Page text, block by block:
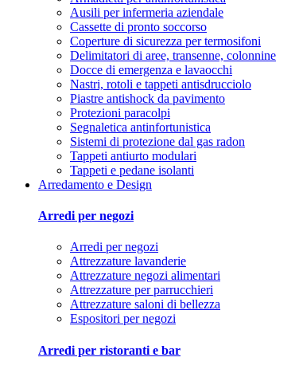
Ausili per infermeria aziendale
Cassette di pronto soccorso
Coperture di sicurezza per termosifoni
Delimitatori di aree, transenne, colonnine
Docce di emergenza e lavaocchi
Nastri, rotoli e tappeti antisdrucciolo
Piastre antishock da pavimento
Protezioni paracolpi
Segnaletica antinfortunistica
Sistemi di protezione dal gas radon
Tappeti antiurto modulari
Tappeti e pedane isolanti
Arredamento e Design
Arredi per negozi
Arredi per negozi
Attrezzature lavanderie
Attrezzature negozi alimentari
Attrezzature per parrucchieri
Attrezzature saloni di bellezza
Espositori per negozi
Arredi per ristoranti e bar